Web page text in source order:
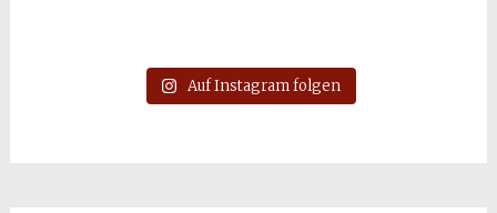
Auf Instagram folgen